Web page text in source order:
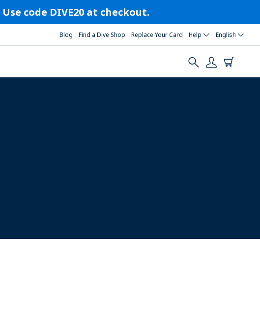
code DIVE20 at checkout.
Blog Find a Dive Shop Replace Your Card Help English